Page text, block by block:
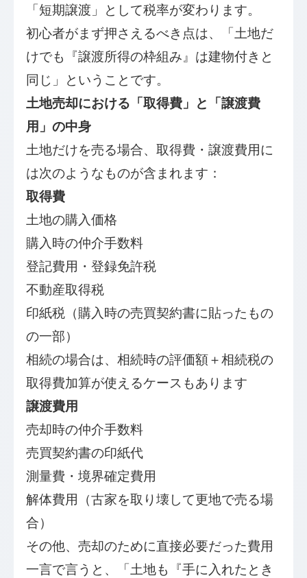
「短期譲渡」として税率が変わります。
初心者がまず押さえるべき点は、「土地だ
けでも『譲渡所得の枠組み』は建物付きと
同じ」ということです。
土地売却における「取得費」と「譲渡費
用」の中身
土地だけを売る場合、取得費・譲渡費用に
は次のようなものが含まれます：
取得費
土地の購入価格
購入時の仲介手数料
登記費用・登録免許税
不動産取得税
印紙税（購入時の売買契約書に貼ったもの
の一部）
相続の場合は、相続時の評価額＋相続税の
取得費加算が使えるケースもあります
譲渡費用
売却時の仲介手数料
売買契約書の印紙代
測量費・境界確定費用
解体費用（古家を取り壊して更地で売る場
合）
その他、売却のために直接必要だった費用
一言で言うと、「土地も『手に入れたとき